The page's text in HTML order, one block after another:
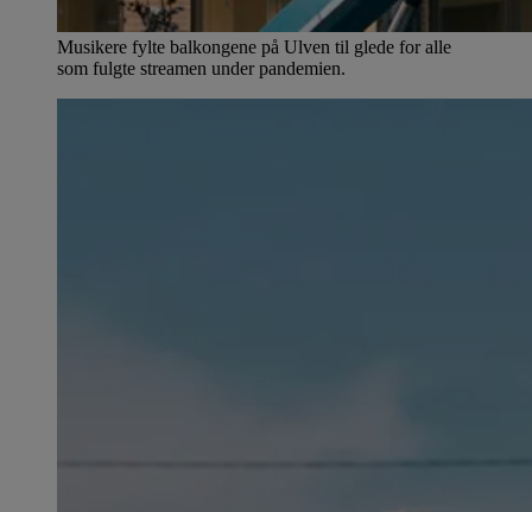
Musikere fylte balkongene på Ulven til glede for alle
som fulgte streamen under pandemien.